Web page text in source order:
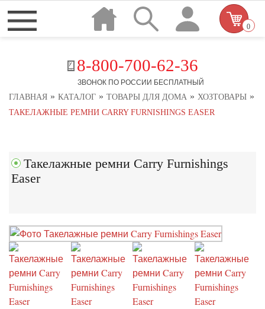
8-800-700-62-36
ЗВОНОК ПО РОССИИ БЕСПЛАТНЫЙ
0
ГЛАВНАЯ » КАТАЛОГ » ТОВАРЫ ДЛЯ ДОМА » ХОЗТОВАРЫ »
ТАКЕЛАЖНЫЕ РЕМНИ CARRY FURNISHINGS EASER
Такелажные ремни Carry Furnishings
Easer